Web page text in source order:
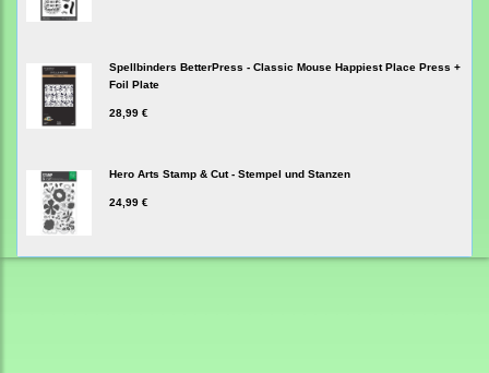
Spellbinders BetterPress - Classic Mouse Happiest Place Press +
Foil Plate
28,99 €
Hero Arts Stamp & Cut - Stempel und Stanzen
24,99 €